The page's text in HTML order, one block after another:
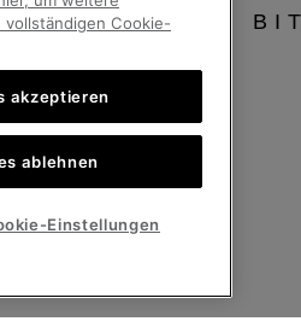
Cookie-
akzeptieren
ablehnen
Einstellungen